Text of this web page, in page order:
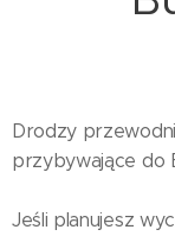
Drodzy
przybywające do
Jeśli planujesz